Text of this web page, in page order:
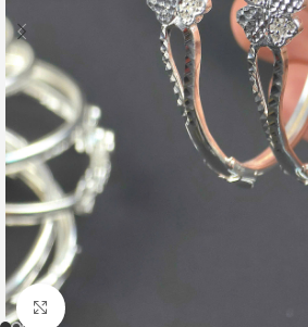
Nhấp để phóng to